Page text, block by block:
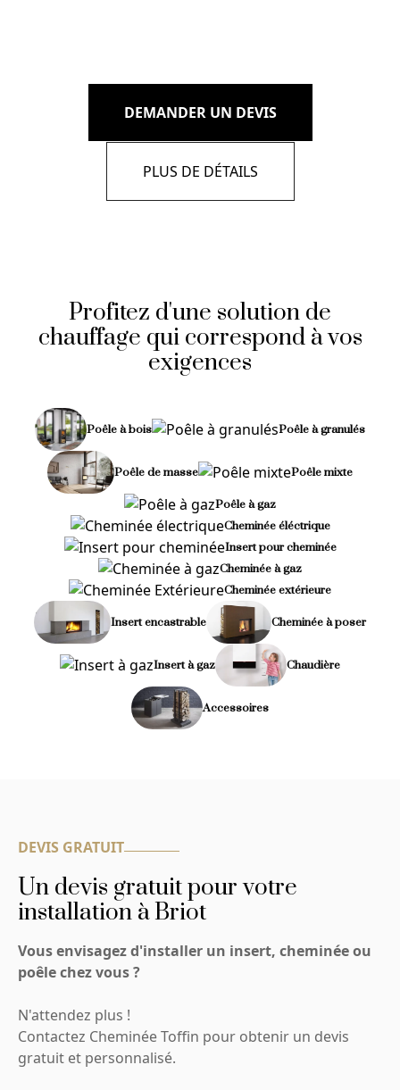
DEMANDER UN DEVIS
PLUS DE DÉTAILS
Profitez d'une solution de
chauffage qui correspond à vos
exigences
Poêle à bois Poêle à granulés
Poêle de masse Poêle mixte
Poêle à gaz
Cheminée éléctrique
Insert pour cheminée
Cheminée à gaz
Cheminée extérieure
Insert encastrable Cheminée à poser
Insert à gaz Chaudière
Accessoires
DEVIS GRATUIT
Un devis gratuit pour votre
installation à Briot
Vous envisagez d'installer un insert, cheminée ou
poêle chez vous ?
N'attendez plus !
Contactez Cheminée Toffin pour obtenir un devis
gratuit et personnalisé.